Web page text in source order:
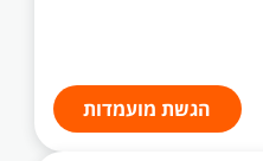
הגשת מועמדות